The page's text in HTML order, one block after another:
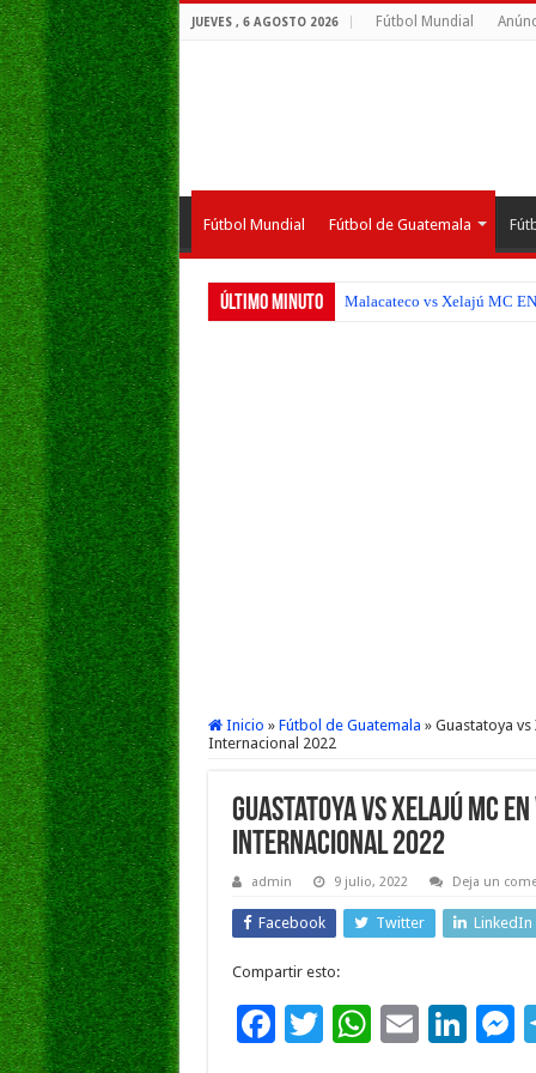
JUEVES , 6 AGOSTO 2026 Fútbol Mundial
Fútbol Mundial Fútbol de Guatemala
Último Minuto Malacateco vs Xelajú MC
Verdes FC vs Municipal EN
Inicio » Fútbol de Guatemala » Guastatoya vs
Internacional 2022
Guastatoya vs Xelajú MC EN
Internacional 2022
admin 9 julio, 2022 Deja un
Facebook Twitter LinkedIn
Compartir esto:
F
T
wi
W E
Li